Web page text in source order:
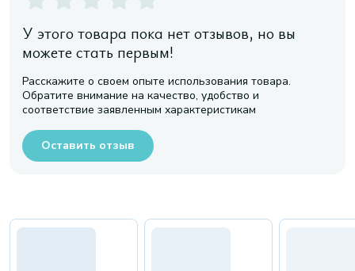
У этого товара пока нет отзывов, но вы
можете стать первым!
Расскажите о своем опыте использования товара.
Обратите внимание на качество, удобство и
соответствие заявленным характеристикам
Оставить отзыв